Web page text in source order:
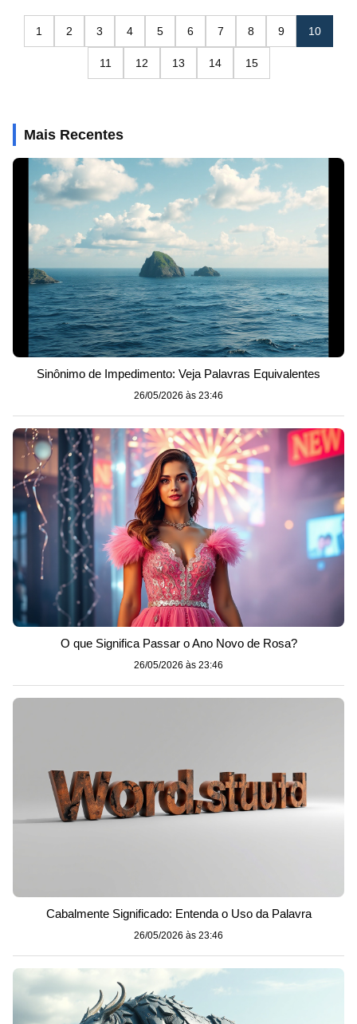
1 2 3 4 5 6 7 8 9 10
11 12 13 14 15
Mais Recentes
Sinônimo de Impedimento: Veja Palavras Equivalentes
26/05/2026 às 23:46
O que Significa Passar o Ano Novo de Rosa?
26/05/2026 às 23:46
Cabalmente Significado: Entenda o Uso da Palavra
26/05/2026 às 23:46